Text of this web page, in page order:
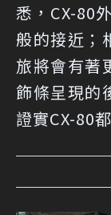
悉，CX-80
般的接近；
旅將會有著
飾條呈現的
證實CX-80